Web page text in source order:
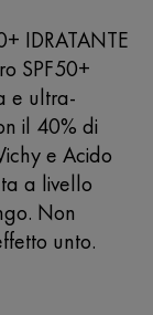
IDRATANTE
SPF50+
e ultra-
il 40% di
e Acido
a livello
Non
unto.